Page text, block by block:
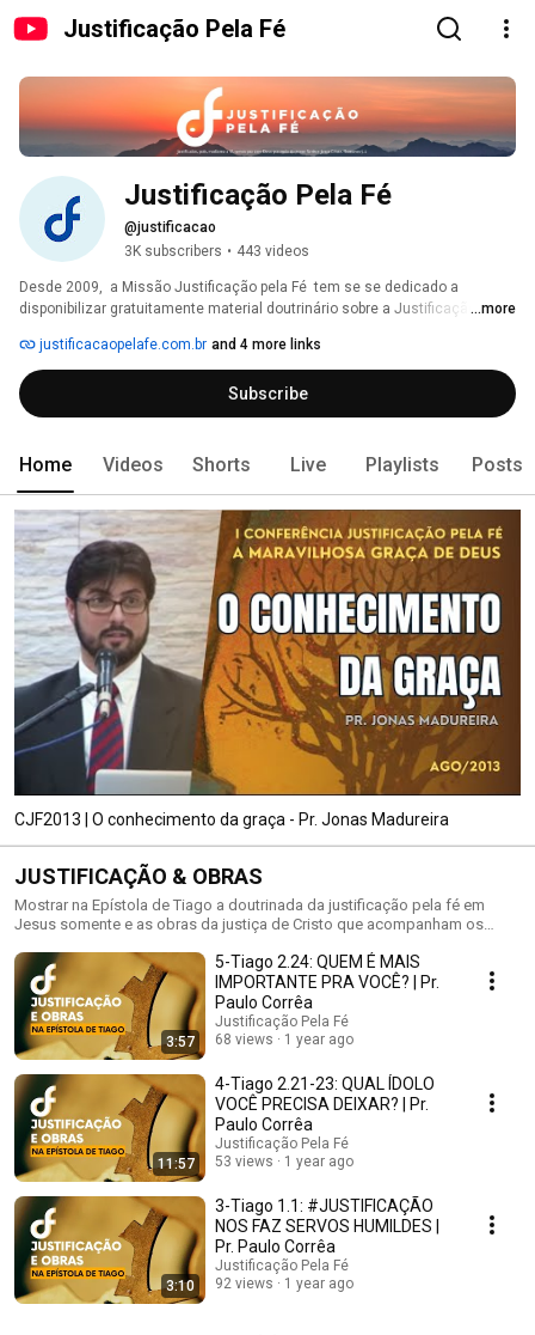
Justificação Pela Fé
Justificação Pela Fé
@justificacao
3K subscribers • 443 videos
Desde 2009,  a Missão Justificação pela Fé  tem se se dedicado a
disponibilizar gratuitamente material doutrinário sobre a Justificação pela
65320360215
...more
justificacaopelafe.com.br and 4 more links
Subscribe
Home Videos Shorts Live Playlists Posts
CJF2013 | O conhecimento da graça - Pr. Jonas Madureira
JUSTIFICAÇÃO & OBRAS
Mostrar na Epístola de Tiago a doutrinada da justificação pela fé em
Jesus somente e as obras da justiça de Cristo que acompanham os
3:57
5-Tiago 2.24: QUEM É MAIS
IMPORTANTE PRA VOCÊ? | Pr.
Paulo Corrêa
Justificação Pela Fé
68 views
1 year ago
11:57
4-Tiago 2.21-23: QUAL ÍDOLO
VOCÊ PRECISA DEIXAR? | Pr.
Paulo Corrêa
Justificação Pela Fé
53 views
1 year ago
3:10
3-Tiago 1.1: #JUSTIFICAÇÃO
NOS FAZ SERVOS HUMILDES |
Pr. Paulo Corrêa
Justificação Pela Fé
92 views
1 year ago